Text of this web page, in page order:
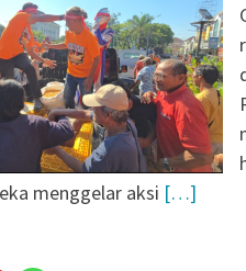
menggelar aksi […]